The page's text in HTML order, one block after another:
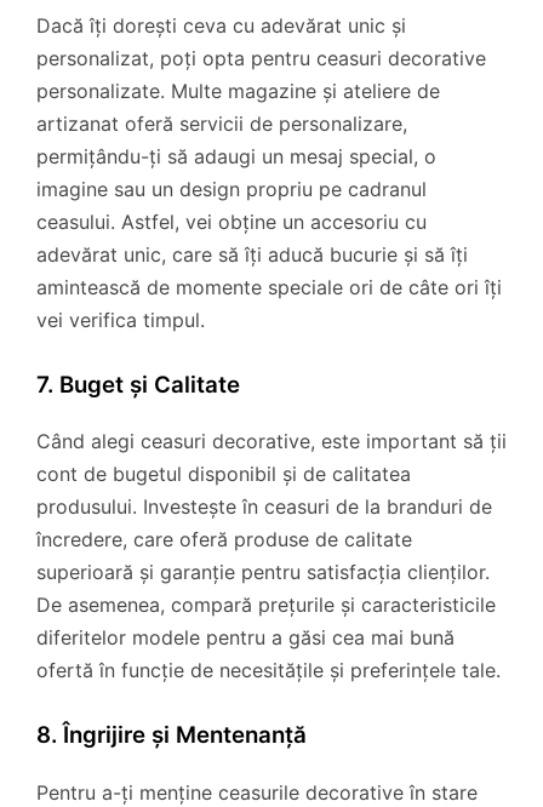
Dacă îți dorești ceva cu adevărat unic și
personalizat, poți opta pentru ceasuri decorative
personalizate. Multe magazine și ateliere de
artizanat oferă servicii de personalizare,
permițându-ți să adaugi un mesaj special, o
imagine sau un design propriu pe cadranul
ceasului. Astfel, vei obține un accesoriu cu
adevărat unic, care să îți aducă bucurie și să îți
amintească de momente speciale ori de câte ori îți
vei verifica timpul.
7. Buget și Calitate
Când alegi ceasuri decorative, este important să ții
cont de bugetul disponibil și de calitatea
produsului. Investește în ceasuri de la branduri de
încredere, care oferă produse de calitate
superioară și garanție pentru satisfacția clienților.
De asemenea, compară prețurile și caracteristicile
diferitelor modele pentru a găsi cea mai bună
ofertă în funcție de necesitățile și preferințele tale.
8. Îngrijire și Mentenanță
Pentru a-ți menține ceasurile decorative în stare